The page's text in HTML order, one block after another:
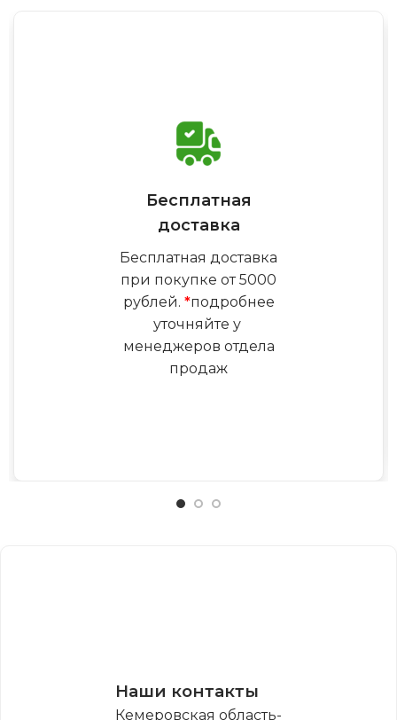
Бесплатная
доставка
Бесплатная доставка
при покупке от 5000
рублей. *подробнее
уточняйте у
менеджеров отдела
продаж
Наши контакты
Кемеровская область-